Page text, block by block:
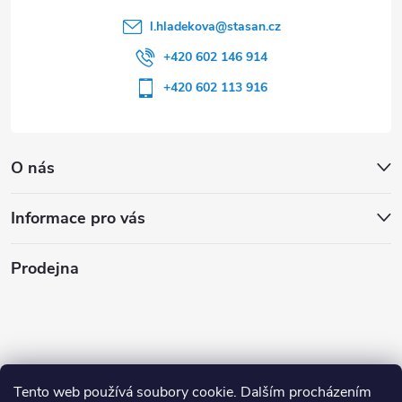
Tento web používá soubory cookie. Dalším procházením
O nás
Informace pro vás
l.hladekova@stasan.cz
+420 602 146 914
+420 602 113 916
Prodejna